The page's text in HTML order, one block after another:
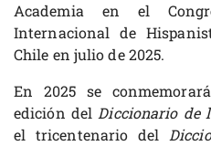
Academia en el
Internacional de
Chile en julio de 2025.
En 2025 se
edición delDiccionario de
el tricentenario del